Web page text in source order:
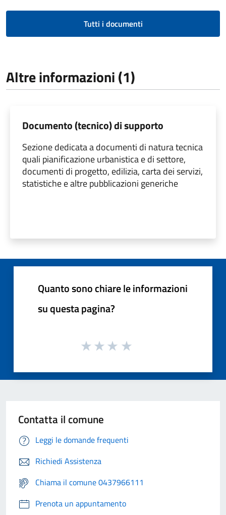
Tutti i documenti
Altre informazioni (1)
Documento (tecnico) di supporto
Sezione dedicata a documenti di natura tecnica
quali pianificazione urbanistica e di settore,
documenti di progetto, edilizia, carta dei servizi,
statistiche e altre pubblicazioni generiche
Quanto sono chiare le informazioni
su questa pagina?
Contatta il comune
Leggi le domande frequenti
Richiedi Assistenza
Chiama il comune 0437966111
Prenota un appuntamento